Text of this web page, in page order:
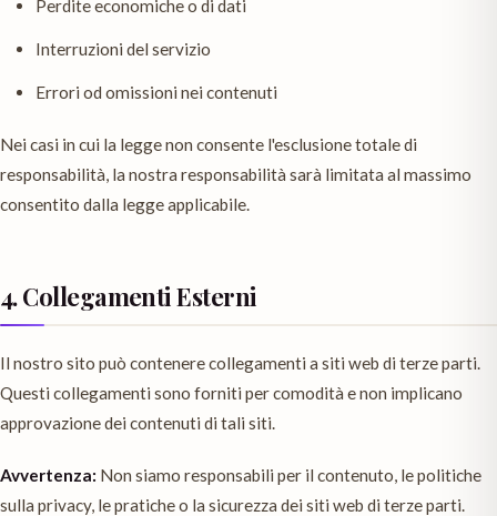
Perdite economiche o di dati
Interruzioni del servizio
Errori od omissioni nei contenuti
Nei casi in cui la legge non consente l'esclusione totale di
responsabilità, la nostra responsabilità sarà limitata al massimo
consentito dalla legge applicabile.
4. Collegamenti Esterni
Il nostro sito può contenere collegamenti a siti web di terze parti.
Questi collegamenti sono forniti per comodità e non implicano
approvazione dei contenuti di tali siti.
Avvertenza: Non siamo responsabili per il contenuto, le politiche
sulla privacy, le pratiche o la sicurezza dei siti web di terze parti.